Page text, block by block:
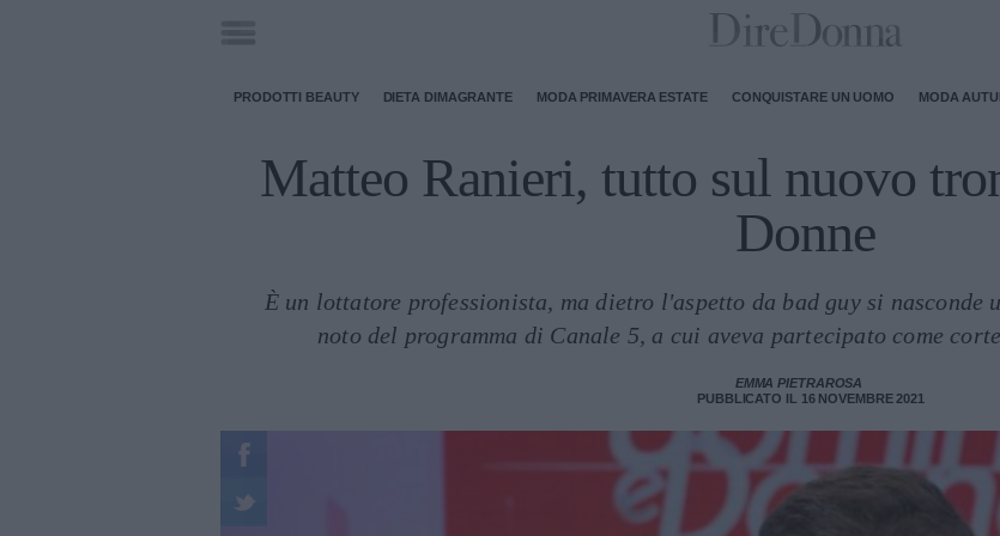
PRODOTTI BEAUTY DIETA DIMAGRANTE MODA PRIMAVERA ESTATE CONQUISTARE UN UOMO MODA
Matteo Ranieri, tutto sul nuovo
Donne
È un lottatore professionista, ma dietro l'aspetto da bad guy si nasconde
noto del programma di Canale 5, a cui aveva partecipato come
EMMA PIETRAROSA
PUBBLICATO IL 16 NOVEMBRE 2021